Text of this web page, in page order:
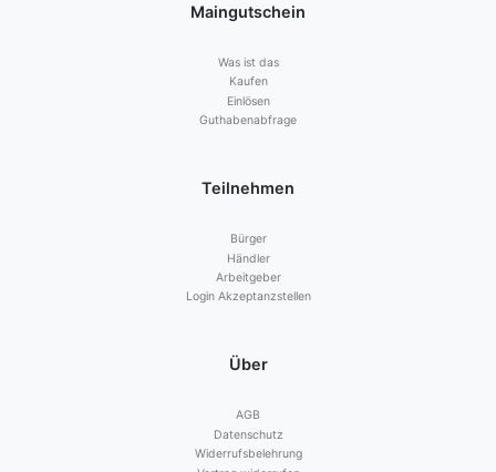
Maingutschein
Was ist das
Kaufen
Einlösen
Guthabenabfrage
Teilnehmen
Bürger
Händler
Arbeitgeber
Login Akzeptanzstellen
Über
AGB
Datenschutz
Widerrufsbelehrung